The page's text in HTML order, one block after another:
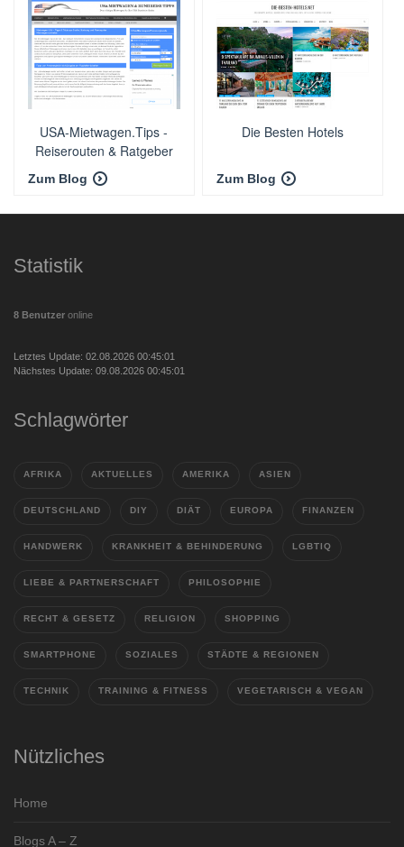
USA-Mietwagen.Tips -
Reiserouten & Ratgeber
Zum Blog
Die Besten Hotels
Zum Blog
Statistik
8 Benutzer online
Letztes Update: 02.08.2026 00:45:01
Nächstes Update: 09.08.2026 00:45:01
Schlagwörter
AFRIKA AKTUELLES AMERIKA ASIEN
DEUTSCHLAND DIY DIÄT EUROPA FINANZEN
HANDWERK KRANKHEIT & BEHINDERUNG LGBTIQ
LIEBE & PARTNERSCHAFT PHILOSOPHIE
RECHT & GESETZ RELIGION SHOPPING
SMARTPHONE SOZIALES STÄDTE & REGIONEN
TECHNIK TRAINING & FITNESS VEGETARISCH & VEGAN
Nützliches
Home
Blogs A – Z